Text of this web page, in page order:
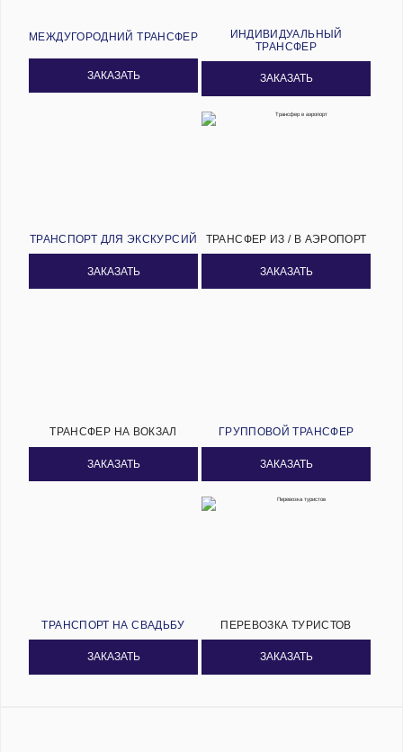
МЕЖДУГОРОДНИЙ ТРАНСФЕР
ЗАКАЗАТЬ
ИНДИВИДУАЛЬНЫЙ
ТРАНСФЕР
ЗАКАЗАТЬ
ТРАНСПОРТ ДЛЯ ЭКСКУРСИЙ
ЗАКАЗАТЬ
ТРАНСФЕР ИЗ / В АЭРОПОРТ
ЗАКАЗАТЬ
ТРАНСФЕР НА ВОКЗАЛ
ЗАКАЗАТЬ
ГРУППОВОЙ ТРАНСФЕР
ЗАКАЗАТЬ
ТРАНСПОРТ НА СВАДЬБУ
ЗАКАЗАТЬ
ПЕРЕВОЗКА ТУРИСТОВ
ЗАКАЗАТЬ